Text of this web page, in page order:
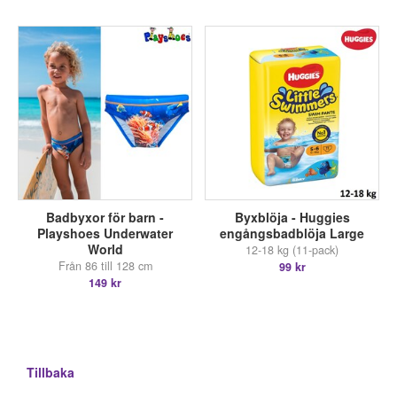
Badbyxor för barn -
Playshoes Underwater
World
Från 86 till 128 cm
149 kr
Byxblöja - Huggies
engångsbadblöja Large
12-18 kg (11-pack)
99 kr
Tillbaka